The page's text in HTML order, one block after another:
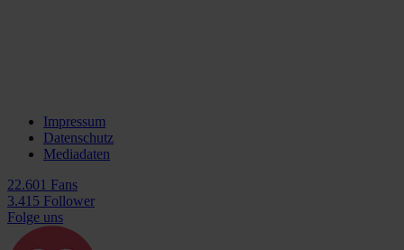
Impressum
Datenschutz
Mediadaten
22.601 Fans
3.415 Follower
Folge uns